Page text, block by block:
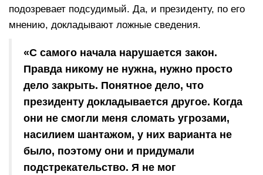
подозревает подсудимый. Да, и президенту, по его
мнению, докладывают ложные сведения.
«С самого начала нарушается закон.
Правда никому не нужна, нужно просто
дело закрыть. Понятное дело, что
президенту докладывается другое. Когда
они не смогли меня сломать угрозами,
насилием шантажом, у них варианта не
было, поэтому они и придумали
подстрекательство. Я не мог